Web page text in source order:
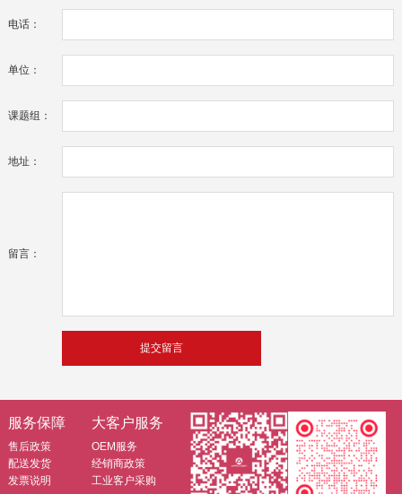
电话：
单位：
课题组：
地址：
留言：
服务保障
售后政策
配送发货
发票说明
大客户服务
OEM服务
经销商政策
工业客户采购